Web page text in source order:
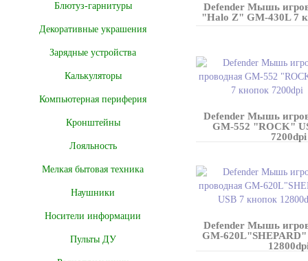
Блютуз-гарнитуры
Декоративные украшения
Зарядные устройства
Калькуляторы
Компьютерная периферия
Кронштейны
Лояльность
Мелкая бытовая техника
Наушники
Носители информации
Пульты ДУ
Defender Мышь
"Halo Z" GM-430L 7
Defender Мышь
GM-552 "ROCK"
7200dpi
Defender Мышь
GM-620L"SHEPARD"